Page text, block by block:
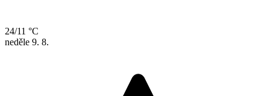
24/11 °C
neděle 9. 8.